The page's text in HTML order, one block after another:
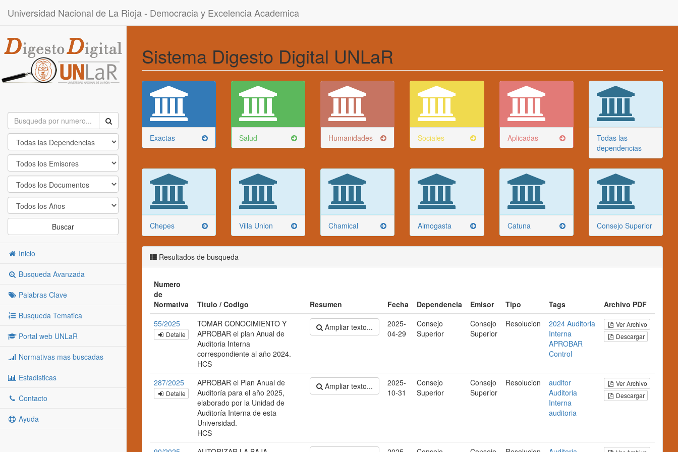
Universidad Nacional de La Rioja - Democracia y Excelencia Academica
Buscar
Inicio
Busqueda Avanzada
Palabras Clave
Busqueda Tematica
Portal web UNLaR
Normativas mas buscadas
Estadisticas
Contacto
Ayuda
Sistema Digesto Digital UNLaR
Exactas Salud Humanidades Sociales Aplicadas
Todas las
dependencias
Chepes Villa Union Chamical Aimogasta Catuna Consejo Superior
Resultados de busqueda
Numero
de
Normativa
Titulo / Codigo Resumen Fecha Dependencia Emisor Tipo Tags
Archivo PDF
55/2025
Detalle
TOMAR CONOCIMIENTO Y
APROBAR el plan Anual de
Auditoria Interna
correspondiente al año 2024.
HCS
Ampliar texto...
2025-
04-29
Consejo
Superior
Consejo
Superior
Resolucion 2024 Auditoria
Interna
APROBAR
Control
Ver Archivo
Descargar
287/2025
Detalle
APROBAR el Plan Anual de
Auditoría para el año 2025,
elaborado por la Unidad de
Auditoría Interna de esta
Universidad.
HCS
Ampliar texto...
2025-
10-31
Consejo
Superior
Consejo
Superior
Resolucion
auditor
Auditoria
Interna
auditoria
Ver Archivo
Descargar